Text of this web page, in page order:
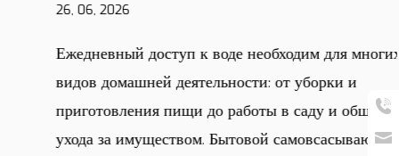
26, 06, 2026
Ежедневный доступ к воде необходим для многих
видов домашней деятельности: от уборки и
приготовления пищи до работы в саду и общего
ухода за имуществом. Бытовой самовсасывающий